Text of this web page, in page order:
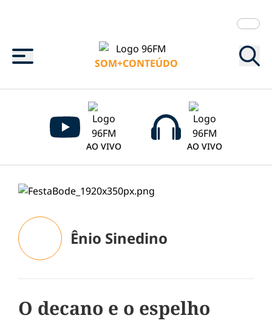
Menu
SOM+CONTEÚDO
AO VIVO AO VIVO
Ênio Sinedino
O decano e o espelho